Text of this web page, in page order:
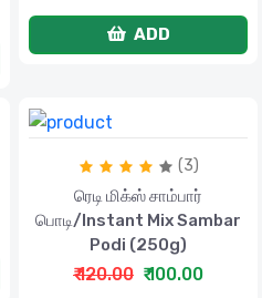
ADD
(3)
ரெடி மிக்ஸ் சாம்பார்
பொடி/Instant Mix Sambar
Podi (250g)
₹ 120.00 ₹ 100.00